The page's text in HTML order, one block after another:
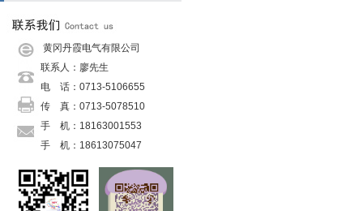
黄冈丹霞电气有限公司
联系人：廖先生
电 话：0713-5106655
传 真：0713-5078510
手 机：18163001553
手 机： 18613075047
18271533530
传 真：0713-5078510
邮 箱：danxiadianqi@126.com